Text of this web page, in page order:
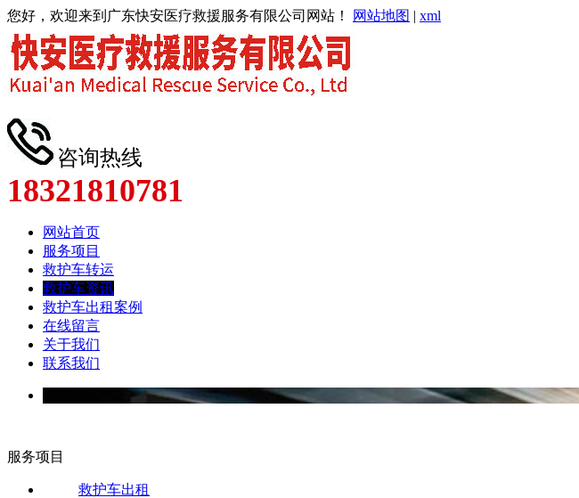
您好，欢迎来到广东快安医疗救援服务有限公司网站！ 网站地图 | xml
咨询热线
18321810781
网站首页
服务项目
救护车转运
救护车资讯
救护车出租案例
在线留言
关于我们
联系我们
服务项目
救护车出租